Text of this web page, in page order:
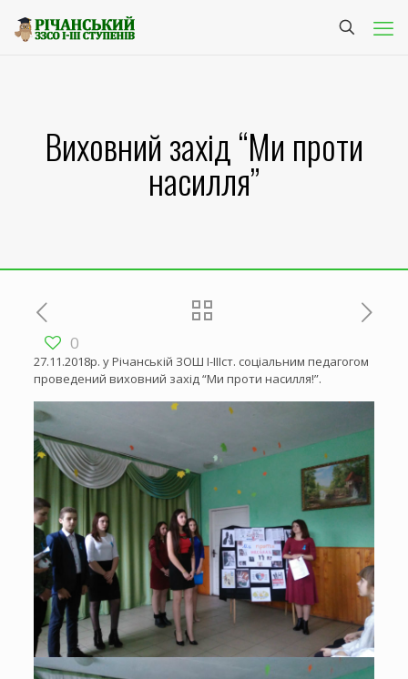
Виховний захід “Ми проти
насилля”
0
27.11.2018р. у Річанській ЗОШ І-ІІІст. соціальним педагогом
проведений виховний захід “Ми проти насилля!”.